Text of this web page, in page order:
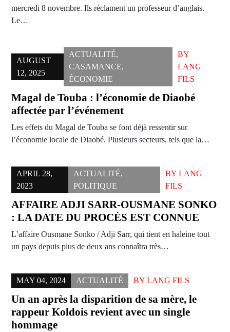
mercredi 8 novembre. Ils réclament un professeur d’anglais.
Le…
AUGUST
12, 2025
ACTUALITÉ,
CASAMANCE,
ÉCONOMIE
BY
LANG
FILS
Magal de Touba : l’économie de Diaobé
affectée par l’événement
Les effets du Magal de Touba se font déjà ressentir sur
l’économie locale de Diaobé. Plusieurs secteurs, tels que la…
APRIL 28,
2023
ACTUALITÉ,
POLITIQUE
BYLANG
FILS
AFFAIRE ADJI SARR-OUSMANE SONKO
: LA DATE DU PROCÈS EST CONNUE
L’affaire Ousmane Sonko / Adji Sarr, qui tient en haleine tout
un pays depuis plus de deux ans connaîtra très…
MAY 04, 2024 ACTUALITÉ BY LANG FILS
Un an après la disparition de sa mère, le
rappeur Koldois revient avec un single
hommage